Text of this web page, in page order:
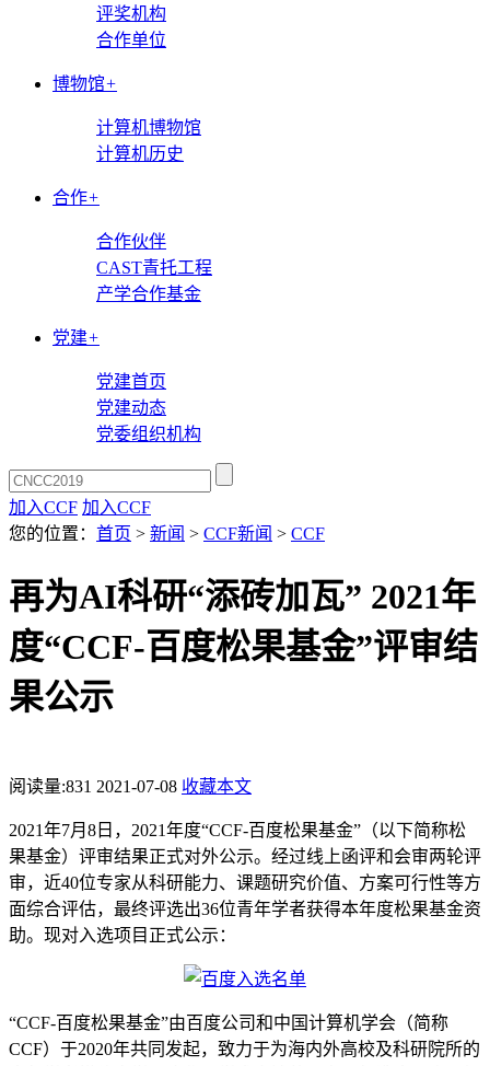
评奖机构
合作单位
博物馆+
计算机博物馆
计算机历史
合作+
合作伙伴
CAST青托工程
产学合作基金
党建+
党建首页
党建动态
党委组织机构
加入CCF 加入CCF
您的位置： 首页 > 新闻 > CCF新闻 > CCF
再为AI科研“添砖加瓦” 2021年
度“CCF-百度松果基金”评审结
果公示
阅读量:831 2021-07-08 收藏本文
2021年7月8日，2021年度“CCF-百度松果基金”（以下简称松
果基金）评审结果正式对外公示。经过线上函评和会审两轮评
审，近40位专家从科研能力、课题研究价值、方案可行性等方
面综合评估，最终评选出36位青年学者获得本年度松果基金资
助。现对入选项目正式公示：
“CCF-百度松果基金”由百度公司和中国计算机学会（简称
CCF）于2020年共同发起，致力于为海内外高校及科研院所的